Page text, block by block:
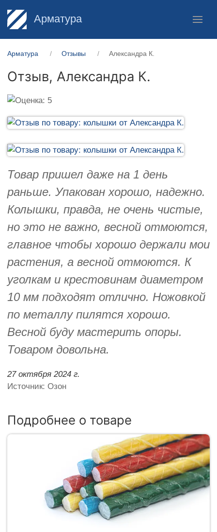
Арматура
Арматура Отзывы Александра К.
Отзыв, Александра К.
Товар пришел даже на 1 день
раньше. Упакован хорошо, надежно.
Колышки, правда, не очень чистые,
но это не важно, весной отмоются,
главное чтобы хорошо держали мои
растения, а весной отмоются. К
уголкам и крестовинам диаметром
10 мм подходят отлично. Ножовкой
по металлу пилятся хорошо.
Весной буду мастерить опоры.
Товаром довольна.
27 октября 2024 г.
Источник: Озон
Подробнее о товаре